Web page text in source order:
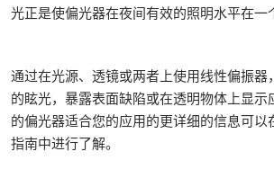
光正是使偏光器在夜间有效的照明水平在一
通过在光源、透镜或两者上使用线性偏振器
的眩光，暴露表面缺陷或在透明物体上显示
的偏光器适合您的应用的更详细的信息可以
指南中进行了解。